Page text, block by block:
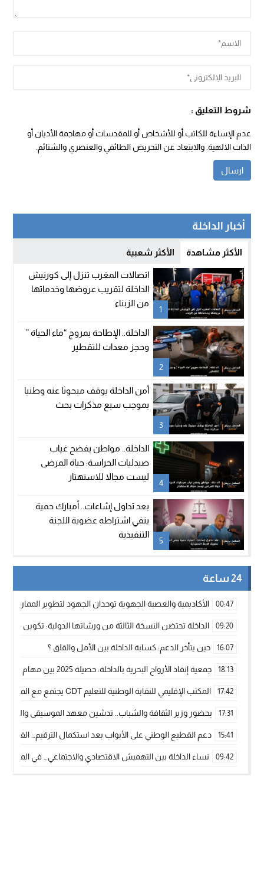
شروط التعليق :
عدم الإساءة للكاتب أو للأشخاص أو للمقدسات أو مهاجمة الأديان أو
الذات الالهية. والابتعاد عن التحريض الطائفي والعنصري والشتائم.
أخبار الداخلة
الأكثر مشاهدة الأكثر شعبية
1
اتصالات المغرب تنزل إلى كورنيش
الداخلة لتقريب عروضها وخدماتها
من الزبناء
2
الداخلة.. الإطاحة بمروج “ماء الحياة ”
وحجز معدات للتقطير
3
أمن الداخلة يوقف مبحوثا عنه وطنيا
بموجب سبع مذكرات بحث
4
الداخلة.. مواطن يفضح غياب
صيدليات الحراسة: حياة المرضى
ليست مجالا للاستهتار
5
بعد تداول إشاعات.. أمبارك حمية
ينفي اشتراطه عضوية اللجنة
التنفيذية
24 ساعة
00:47 الأكاديمية والعصبة الجهوية توحدان الجهود لتطوير الممارسة
09:20 الداخلة تحتضن النسخة الثالثة من ورشاتها الدولية: تكوين
16:07 حين يتأخر الدعم: كسابة الداخلة بين الأمل والقلق ؟
18:13 جمعية إنقاذ الأرواح البحرية بالداخلة: حصيلة 2025 بين مهام الإنقاذ ومشروع “دار البحار”
17:42 المكتب الإقليمي للنقابة الوطنية للتعليم CDT يجتمع مع المدير الإقليمي لمناقشة ملفات جوهرية لنساء ورجال التعليم
17:31 بحضور وزير الثقافة والشباب.. تدشين معهد الموسيقى والفنون
15:41 دعم القطيع الوطني على الأبواب بعد استكمال الترقيم…
09:42 نساء الداخلة بين التهميش الاقتصادي والاجتماعي… في المؤسسات